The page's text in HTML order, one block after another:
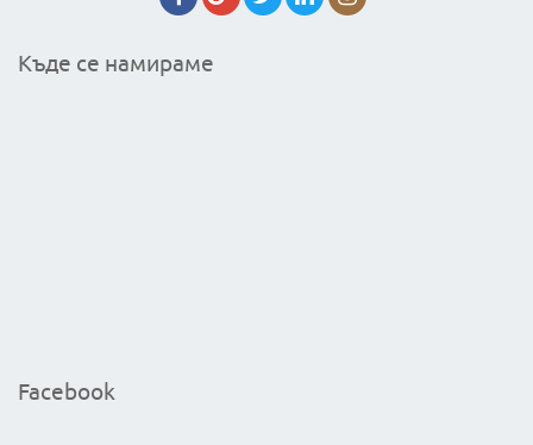
Къде се намираме
Facebook